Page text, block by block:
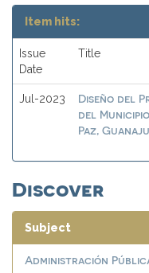
Item hits:
Issue
Date
Title
Jul-2023
Diseño del
del
Paz,
Discover
Subject
Administración